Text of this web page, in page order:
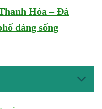
Hóa – Đà
đáng sống